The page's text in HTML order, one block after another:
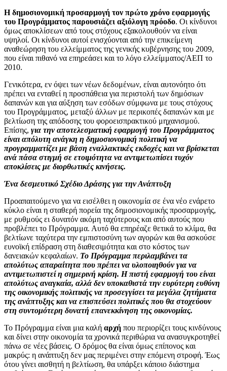
Η δημοσιονομική προσαρμογή τον πρώτο χρόνο εφαρμογής
του Προγράμματος παρουσιάζει αξιόλογη πρόοδο. Οι κίνδυνοι
όμως αποκλίσεων από τους στόχους εξακολουθούν να είναι
υψηλοί. Οι κίνδυνοι αυτοί ενισχύονται από την επικείμενη
αναθεώρηση του ελλείμματος της γενικής κυβέρνησης του 2009,
που είναι πιθανό να επηρεάσει και το λόγο ελλείμματος/ΑΕΠ το
2010.
Γενικότερα, εν όψει των νέων δεδομένων, είναι αυτονόητο ότι
πρέπει να ενταθεί η προσπάθεια για περιστολή των δημόσιων
δαπανών και για αύξηση των εσόδων σύμφωνα με τους στόχους
του Προγράμματος, μεταξύ άλλων με περικοπές δαπανών και με
βελτίωση της απόδοσης του φοροεισπρακτικού μηχανισμού.
Επίσης, για την αποτελεσματική εφαρμογή του Προγράμματος
είναι απόλυτη ανάγκη η δημοσιονομική πολιτική να
προγραμματίζει με βάση εναλλακτικές εκδοχές και να βρίσκεται
ανά πάσα στιγμή σε ετοιμότητα να αντιμετωπίσει τυχόν
αποκλίσεις με διορθωτικές κινήσεις.
Ένα δεσμευτικό Σχέδιο Δράσης για την Ανάπτυξη
Προαπαιτούμενο για να εισέλθει η οικονομία σε ένα νέο ενάρετο
κύκλο είναι η σταθερή πορεία της δημοσιονομικής προσαρμογής,
με ρυθμούς ει δυνατόν ακόμη ταχύτερους και από αυτούς που
προβλέπει το Πρόγραμμα. Αυτό θα επηρέαζε θετικά το κλίμα, θα
βελτίωνε ταχύτερα την εμπιστοσύνη των αγορών και θα ασκούσε
ευνοϊκή επίδραση στη διαθεσιμότητα και στο κόστος των
δανειακών κεφαλαίων. Το Πρόγραμμα περιλαμβάνει τα
απολύτως απαραίτητα που πρέπει να υλοποιηθούν για να
αντιμετωπιστεί η σημερινή κρίση. Η πιστή εφαρμογή του είναι
απολύτως αναγκαία, αλλά δεν υποκαθιστά την ευρύτερη ευθύνη
της οικονομικής πολιτικής να προσεγγίσει τα μεγάλα ζητήματα
της ανάπτυξης και να επισπεύσει πολιτικές που θα στοχεύουν
στη συντομότερη δυνατή επανεκκίνηση της οικονομίας.
Το Πρόγραμμα είναι μια καλή αρχή που περιορίζει τους κινδύνους
και δίνει στην οικονομία τα χρονικά περιθώρια να ανασυγκροτηθεί
πάνω σε νέες βάσεις. Ο δρόμος θα είναι όμως επίπονος και
μακρύς: η ανάπτυξη δεν μας περιμένει στην επόμενη στροφή. Έως
ότου γίνει αισθητή η βελτίωση, θα υπάρξει κάποιο διάστημα